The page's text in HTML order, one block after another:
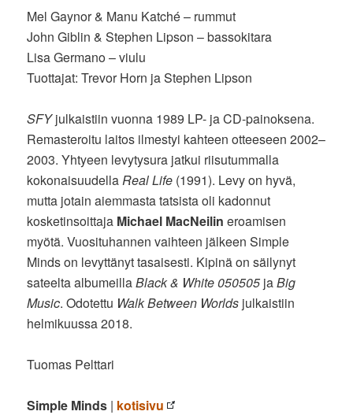
Mel Gaynor & Manu Katché – rummut
John Giblin & Stephen Lipson – bassokitara
Lisa Germano – viulu
Tuottajat: Trevor Horn ja Stephen Lipson
SFYjulkaistiin vuonna 1989 LP- ja CD-painoksena.
Remasteroitu laitos ilmestyi kahteen otteeseen 2002–
2003. Yhtyeen levytysura jatkui riisutummalla
kokonaisuudellaReal Life (1991). Levy on hyvä,
mutta jotain aiemmasta tatsista oli kadonnut
kosketinsoittaja Michael MacNeilin eroamisen
myötä. Vuosituhannen vaihteen jälkeen Simple
Minds on levyttänyt tasaisesti. Kipinä on säilynyt
sateelta albumeillaBlack & White 050505 jaBig
Music. Odotettu Walk Between Worlds julkaistiin
helmikuussa 2018.
Tuomas Pelttari
Simple Minds | kotisivu